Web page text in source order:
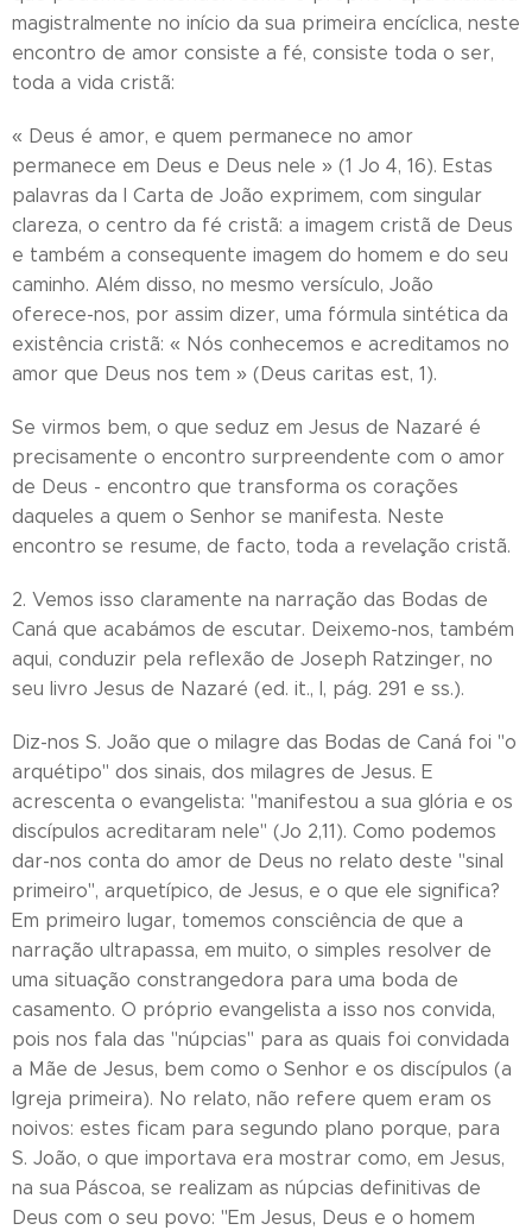
magistralmente no início da sua primeira encíclica, neste
encontro de amor consiste a fé, consiste toda o ser,
toda a vida cristã:
« Deus é amor, e quem permanece no amor
permanece em Deus e Deus nele » (1 Jo 4, 16). Estas
palavras da I Carta de João exprimem, com singular
clareza, o centro da fé cristã: a imagem cristã de Deus
e também a consequente imagem do homem e do seu
caminho. Além disso, no mesmo versículo, João
oferece-nos, por assim dizer, uma fórmula sintética da
existência cristã: « Nós conhecemos e acreditamos no
amor que Deus nos tem » (Deus caritas est, 1).
Se virmos bem, o que seduz em Jesus de Nazaré é
precisamente o encontro surpreendente com o amor
de Deus - encontro que transforma os corações
daqueles a quem o Senhor se manifesta. Neste
encontro se resume, de facto, toda a revelação cristã.
2. Vemos isso claramente na narração das Bodas de
Caná que acabámos de escutar. Deixemo-nos, também
aqui, conduzir pela reflexão de Joseph Ratzinger, no
seu livro Jesus de Nazaré (ed. it., I, pág. 291 e ss.).
Diz-nos S. João que o milagre das Bodas de Caná foi "o
arquétipo" dos sinais, dos milagres de Jesus. E
acrescenta o evangelista: "manifestou a sua glória e os
discípulos acreditaram nele" (Jo 2,11). Como podemos
dar-nos conta do amor de Deus no relato deste "sinal
primeiro", arquetípico, de Jesus, e o que ele significa?
Em primeiro lugar, tomemos consciência de que a
narração ultrapassa, em muito, o simples resolver de
uma situação constrangedora para uma boda de
casamento. O próprio evangelista a isso nos convida,
pois nos fala das "núpcias" para as quais foi convidada
a Mãe de Jesus, bem como o Senhor e os discípulos (a
Igreja primeira). No relato, não refere quem eram os
noivos: estes ficam para segundo plano porque, para
S. João, o que importava era mostrar como, em Jesus,
na sua Páscoa, se realizam as núpcias definitivas de
Deus com o seu povo: "Em Jesus, Deus e o homem